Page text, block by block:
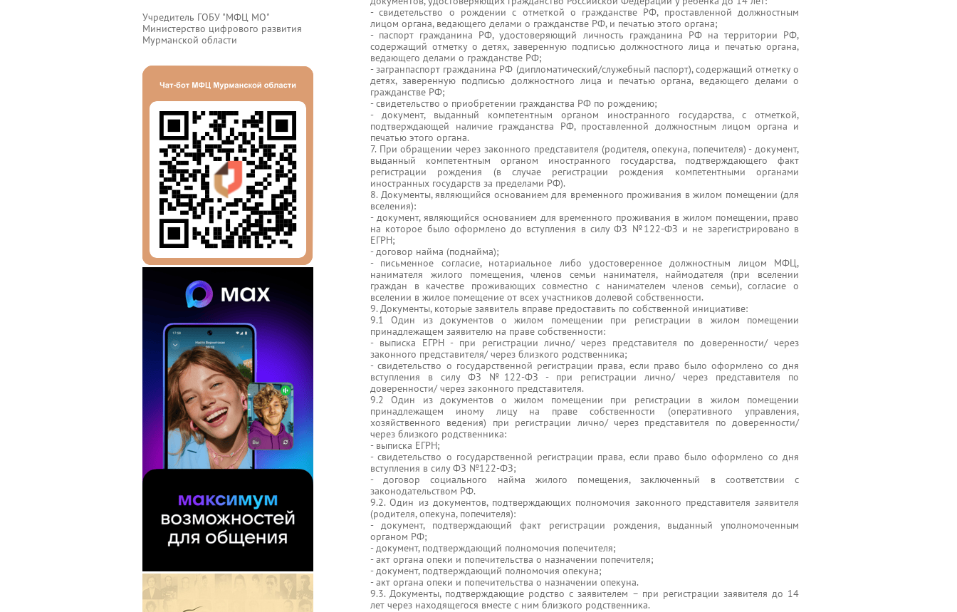
Учредитель ГОБУ "МФЦ МО"
Министерство цифрового развития
Мурманской области
- свидетельство о рождении с отметкой о гражданстве РФ, проставленной должностным
лицом органа, ведающего делами о гражданстве РФ, и печатью этого органа;
- паспорт гражданина РФ, удостоверяющий личность гражданина РФ на территории РФ,
содержащий отметку о детях, заверенную подписью должностного лица и печатью органа,
ведающего делами о гражданстве РФ;
- загранпаспорт гражданина РФ (дипломатический/служебный паспорт), содержащий отметку о
детях, заверенную подписью должностного лица и печатью органа, ведающего делами о
гражданстве РФ;
- свидетельство о приобретении гражданства РФ по рождению;
- документ, выданный компетентным органом иностранного государства, с отметкой,
подтверждающей наличие гражданства РФ, проставленной должностным лицом органа и
печатью этого органа.
7. При обращении через законного представителя (родителя, опекуна, попечителя) - документ,
выданный компетентным органом иностранного государства, подтверждающего факт
регистрации рождения (в случае регистрации рождения компетентными органами
иностранных государств за пределами РФ).
8. Документы, являющийся основанием для временного проживания в жилом помещении (для
вселения):
- документ, являющийся основанием для временного проживания в жилом помещении, право
на которое было оформлено до вступления в силу ФЗ №122-ФЗ и не зарегистрировано в
ЕГРН;
- договор найма (поднайма);
- письменное согласие, нотариальное либо удостоверенное должностным лицом МФЦ,
нанимателя жилого помещения, членов семьи нанимателя, наймодателя (при вселении
граждан в качестве проживающих совместно с нанимателем членов семьи), согласие о
вселении в жилое помещение от всех участников долевой собственности.
9. Документы, которые заявитель вправе предоставить по собственной инициативе:
9.1 Один из документов о жилом помещении при регистрации в жилом помещении
принадлежащем заявителю на праве собственности:
- выписка ЕГРН - при регистрации лично/ через представителя по доверенности/ через
законного представителя/ через близкого родственника;
- свидетельство о государственной регистрации права, если право было оформлено со дня
вступления в силу ФЗ №122-ФЗ - при регистрации лично/ через представителя по
доверенности/ через законного представителя.
9.2 Один из документов о жилом помещении при регистрации в жилом помещении
принадлежащем иному лицу на праве собственности (оперативного управления,
хозяйственного ведения) при регистрации лично/ через представителя по доверенности/
через близкого родственника:
- выписка ЕГРН;
- свидетельство о государственной регистрации права, если право было оформлено со дня
вступления в силу ФЗ №122-ФЗ;
- договор социального найма жилого помещения, заключенный в соответствии с
законодательством РФ.
9.2. Один из документов, подтверждающих полномочия законного представителя заявителя
(родителя, опекуна, попечителя):
- документ, подтверждающий факт регистрации рождения, выданный уполномоченным
органом РФ;
- документ, подтверждающий полномочия попечителя;
- акт органа опеки и попечительства о назначении попечителя;
- документ, подтверждающий полномочия опекуна;
- акт органа опеки и попечительства о назначении опекуна.
9.3. Документы, подтверждающие родство с заявителем – при регистрации заявителя до 14
лет через находящегося вместе с ним близкого родственника.